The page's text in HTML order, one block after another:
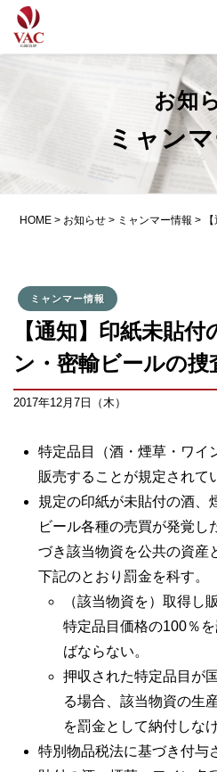
お知
ミャン
HOME > お知らせ > ミャンマー情報 >
ミャンマー情報
【通知】印紙未貼
ン・密輸ビールの捜
2017年12月7日（木）
特定品目（酒・煙草・ワイ
販売することが規定されて
規定の印紙が未貼付の酒、
ビール各種の売買が発覚し
づき該当物資を公共の資産
下記のとおり罰金を科す。
（該当物資を）取得し
特定品目価格の100％
ばならない。
押収された特定品目が
る場合、該当物資の生
を罰金として納付しな
特別物品税法に基づき付与